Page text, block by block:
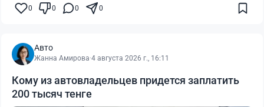
0 0 0 0
Авто
Жанна Амирова·4 августа 2026 г., 16:11
Кому из автовладельцев придется заплатить
200 тысяч тенге